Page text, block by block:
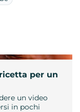
per un
un video
in pochi